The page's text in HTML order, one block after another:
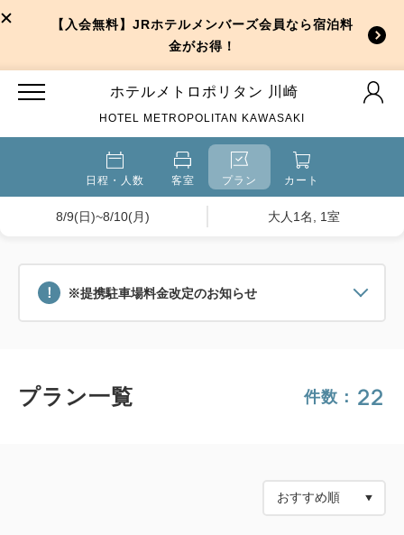
【入会無料】JRホテルメンバーズ会員なら宿泊料
金がお得！
ホテルメトロポリタン 川崎
HOTEL METROPOLITAN KAWASAKI
日程・人数 客室 プラン カート
8/9(日)~8/10(月) 大人1名, 1室
※提携駐車場料金改定のお知らせ
プラン一覧 件数： 22